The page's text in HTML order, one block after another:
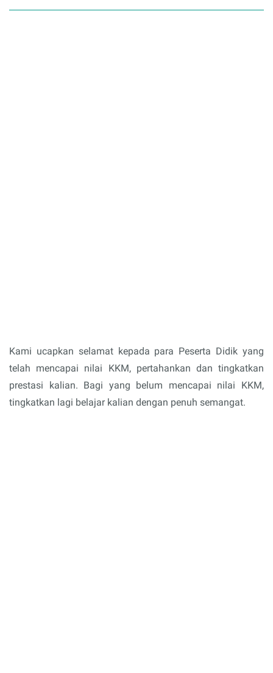
Kami ucapkan selamat kepada para Peserta Didik yang
telah mencapai nilai KKM, pertahankan dan tingkatkan
prestasi kalian. Bagi yang belum mencapai nilai KKM,
tingkatkan lagi belajar kalian dengan penuh semangat.